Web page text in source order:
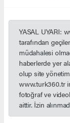
YASAL UYARI:
tarafından
müdahalesi
haberlerde yer
olup site
www.turk360.tr
fotoğraf ve
aittir. İzin